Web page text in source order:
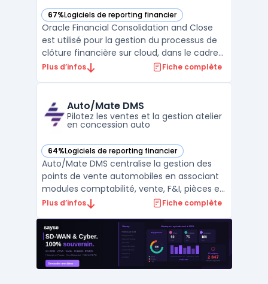
67%Logiciels de reporting financier
— voir Oracle Financial Consolidation and Close dans
Oracle Financial Consolidation and Close
est utilisé pour la gestion du processus de
clôture financière sur cloud, dans le cadre
de la centralisation et coordination des
équipes qui supervisent des opérations
impliquant ...
Plus d’infos Fiche complète
Auto/Mate DMS
Pilotez les ventes et la gestion atelier
en concession auto
64%Logiciels de reporting financier
— voir Auto/Mate DMS dans cette catégorie
Auto/Mate DMS centralise la gestion des
points de vente automobiles en associant
modules comptabilité, vente, F&I, pièces et
atelier dans un environnement unique. Ce
à la gestion quotidienne de concessions
mono ou multi-marques dont l’objectif est
de conser ...
Plus d’infos Fiche complète